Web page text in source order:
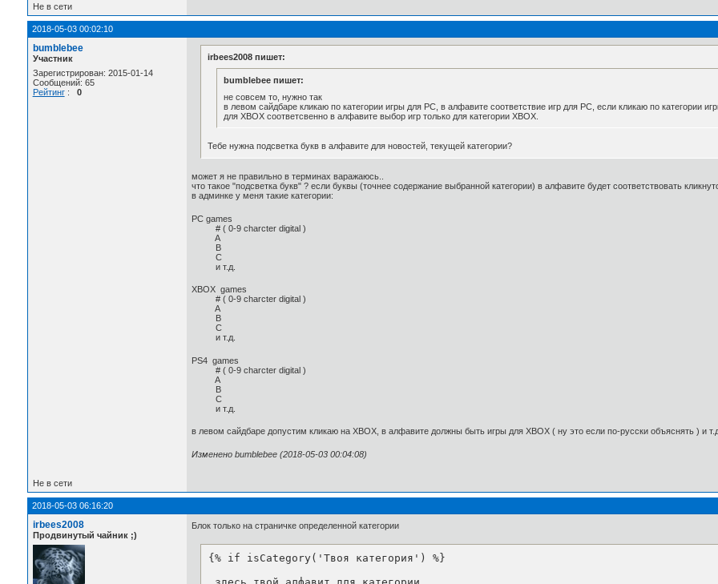
Не в сети
2018-05-03 00:02:10
bumblebee
Участник
Зарегистрирован: 2015-01-14
Сообщений: 65
Рейтинг: 0
irbees2008 пишет:
bumblebee пишет:
не совсем то, нужно так
в левом сайдбаре кликаю по категории игры для PC, в алфавите соответствие игр для PC, если кликаю по категории
для XBOX соответсвенно в алфавите выбор игр только для категории XBOX.
Тебе нужна подсветка букв в алфавите для новостей, текущей категории?
может я не правильно в терминах варажаюсь..
что такое "подсветка букв" ? если буквы (точнее содержание выбранной категории) в алфавите будет соответствовать
в админке у меня такие категории:
PC games
# ( 0-9 charcter digital )
A
B
C
и т.д.
XBOX games
# ( 0-9 charcter digital )
A
B
C
и т.д.
PS4 games
# ( 0-9 charcter digital )
A
B
C
и т.д.
в левом сайдбаре допустим кликаю на XBOX, в алфавите должны быть игры для XBOX ( ну это если по-русски объяснять ) и т.д.
Изменено bumblebee (2018-05-03 00:04:08)
Не в сети
2018-05-03 06:16:20
irbees2008
Продвинутый чайник ;)
Блок только на страничке определенной категории
{% if isCategory('Твоя категория') %}